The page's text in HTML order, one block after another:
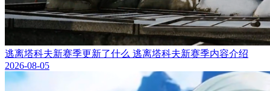
逃离塔科夫新赛季更新了什么 逃离塔科夫新赛季内容介绍
2026-08-05